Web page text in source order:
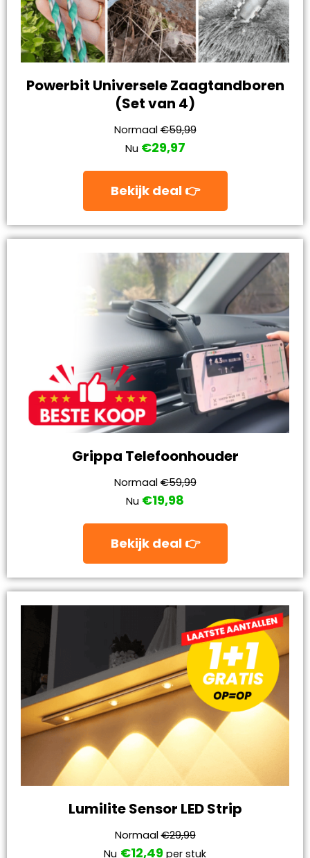
Powerbit Universele Zaagtandboren
(Set van 4)
Normaal€59,99
Nu €29,97
Bekijk deal 👉
Grippa Telefoonhouder
Normaal€59,99
Nu €19,98
Bekijk deal 👉
Lumilite Sensor LED Strip
Normaal€29,99
Nu €12,49 per stuk